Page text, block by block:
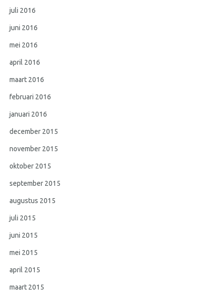
juli 2016
juni 2016
mei 2016
april 2016
maart 2016
februari 2016
januari 2016
december 2015
november 2015
oktober 2015
september 2015
augustus 2015
juli 2015
juni 2015
mei 2015
april 2015
maart 2015